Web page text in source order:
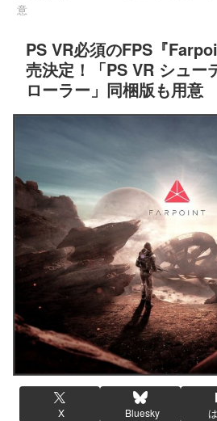
意
PS VR必須のFPS『
売決定！「PS VR シュー
ローラー」同梱版も用意
X Bluesky